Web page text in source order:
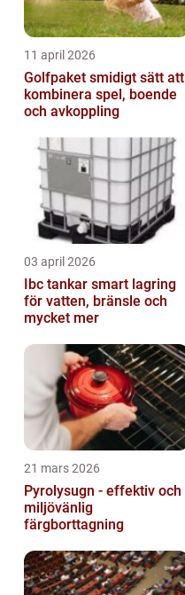
11 april 2026
Golfpaket smidigt sätt att
kombinera spel, boende
och avkoppling
03 april 2026
Ibc tankar smart lagring
för vatten, bränsle och
mycket mer
21 mars 2026
Pyrolysugn - effektiv och
miljövänlig
färgborttagning